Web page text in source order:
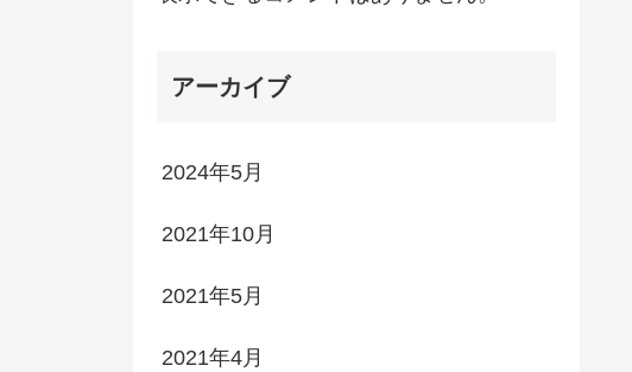
アーカイブ
2024年5月
2021年10月
2021年5月
2021年4月